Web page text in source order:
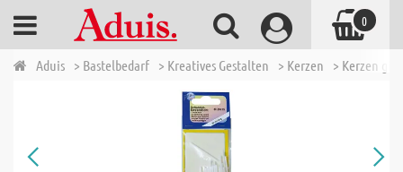
Aduis > Bastelbedarf > Kreatives Gestalten > Kerzen > Kerzen
0